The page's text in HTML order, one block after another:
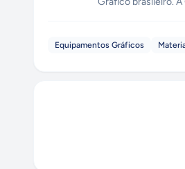
Equipamentos Gráficos